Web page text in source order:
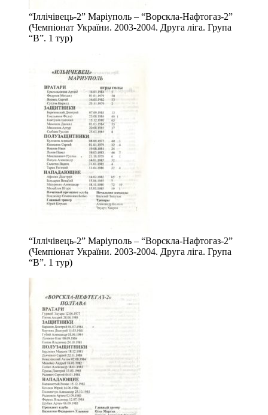
“Іллічівець-2” Маріуполь – “Ворскла-Нафтогаз-2”
(Чемпіонат України. 2003-2004. Друга ліга. Група
“В”. 1 тур)
“Іллічівець-2” Маріуполь – “Ворскла-Нафтогаз-2”
(Чемпіонат України. 2003-2004. Друга ліга. Група
“В”. 1 тур)